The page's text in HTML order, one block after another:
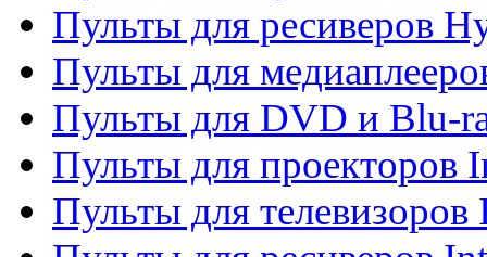
Пульты для ресиверов
Пульты для
Пульты для DVD и Blu-
Пульты для проекторов
Пульты для